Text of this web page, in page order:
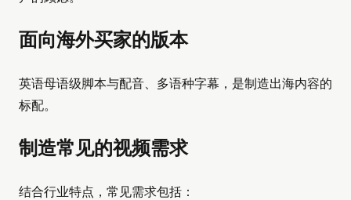
面向海外买家的版本
英语母语级脚本与配音、多语种字幕，是制造出海内容的
标配。
制造常见的视频需求
结合行业特点，常见需求包括：